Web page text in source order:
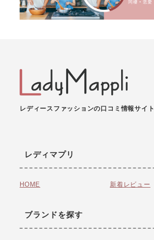
レディースファッションの口コミ情報サイト
レディマプリ
HOME 新着レビュー
ブランドを探す